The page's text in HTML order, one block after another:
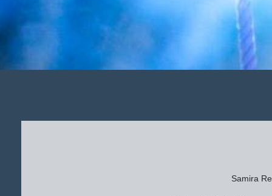
Samira